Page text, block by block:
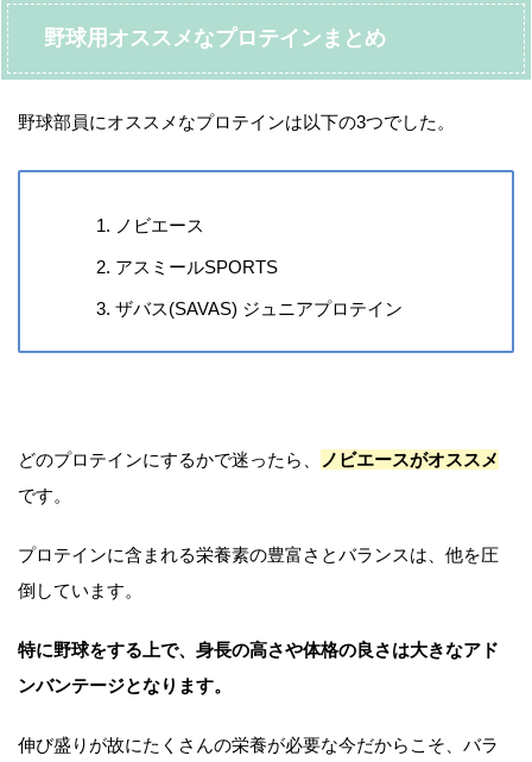
野球用オススメなプロテインまとめ
野球部員にオススメなプロテインは以下の3つでした。
ノビエース
アスミールSPORTS
ザバス(SAVAS) ジュニアプロテイン
どのプロテインにするかで迷ったら、
ノビエースがオススメ
です。
プロテインに含まれる栄養素の豊富さとバランスは、他を圧
倒しています。
特に野球をする上で、身長の高さや体格の良さは大きなアド
ンバンテージとなります。
伸び盛りが故にたくさんの栄養が必要な今だからこそ、バラ